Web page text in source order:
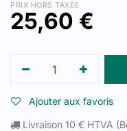
PRIX HORS TAXES
25,60 €
Ajouter aux favoris
Livraison 10 € HTVA